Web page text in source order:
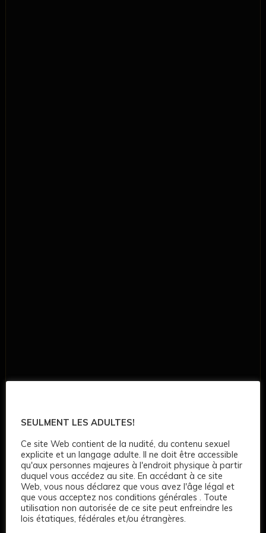
SEULMENT LES ADULTES!
Ce site Web contient de la nudité, du contenu sexuel
explicite et un langage adulte. Il ne doit être accessible
qu'aux personnes majeures à l'endroit physique à partir
duquel vous accédez au site. En accédant à ce site
Web, vous nous déclarez que vous avez l'âge légal et
que vous acceptez nos conditions générales . Toute
utilisation non autorisée de ce site peut enfreindre les
lois étatiques, fédérales et/ou étrangères.